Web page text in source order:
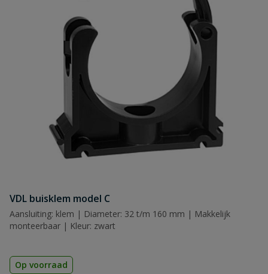
Beoordeling
Beoordeling versturen
VDL buisklem model C
Aansluiting: klem | Diameter: 32 t/m 160 mm | Makkelijk
monteerbaar | Kleur: zwart
Op voorraad